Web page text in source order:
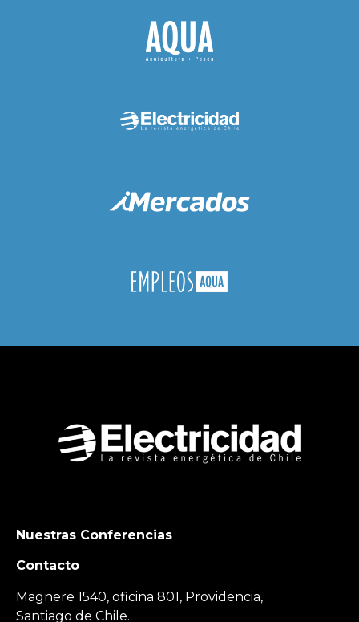
Nuestras Conferencias
Contacto
Magnere 1540, oficina 801, Providencia,
Santiago de Chile.